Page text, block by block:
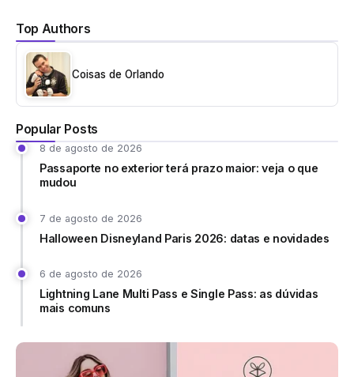
Top Authors
Coisas de Orlando
Popular Posts
8 de agosto de 2026
Passaporte no exterior terá prazo maior: veja o que
mudou
7 de agosto de 2026
Halloween Disneyland Paris 2026: datas e novidades
6 de agosto de 2026
Lightning Lane Multi Pass e Single Pass: as dúvidas
mais comuns